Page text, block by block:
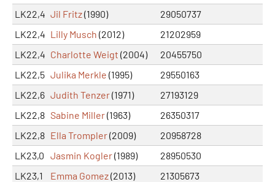
LK22,4 Jil Fritz(1990)
29050737
LK22,4 Lilly Musch (2012)
21202959
LK22,4 Charlotte Weigt (2004)
20455750
LK22,5 Julika Merkle (1995)
29550163
LK22,6 Judith Tenzer(1971)
27193129
LK22,8 Sabine Miller(1963)
26350317
LK22,8 Ella Trompler(2009)
20958728
LK23,0 Jasmin Kogler(1989)
28950530
LK23,1
Emma Gomez(2013)
21305673